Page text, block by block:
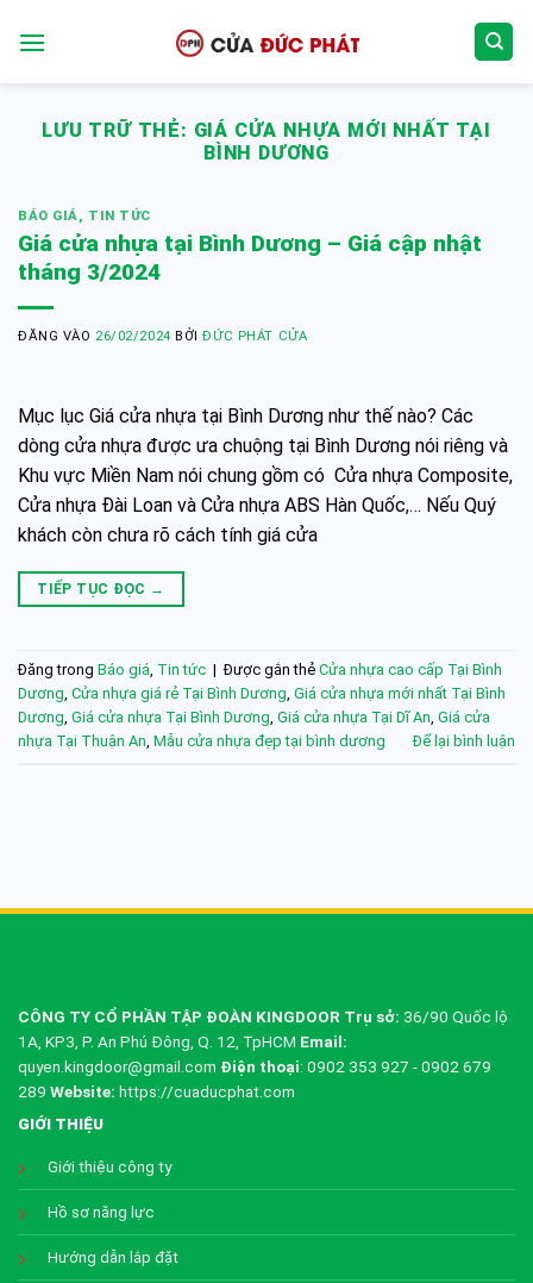
qua
LƯU TRỮ THẺ: GIÁ CỬA NHỰA MỚI NHẤT TẠI
BÌNH DƯƠNG
BÁO GIÁ, TIN TỨC
Giá cửa nhựa tại Bình Dương – Giá cập nhật
tháng 3/2024
ĐĂNG VÀO 26/02/2024 BỞIĐỨC PHÁT CỬA
Mục lục Giá cửa nhựa tại Bình Dương như thế nào? Các
dòng cửa nhựa được ưa chuộng tại Bình Dương nói riêng và
Khu vực Miền Nam nói chung gồm có Cửa nhựa Composite,
Cửa nhựa Đài Loan và Cửa nhựa ABS Hàn Quốc,… Nếu Quý
khách còn chưa rõ cách tính giá cửa
TIẾP TỤC ĐỌC →
Đăng trong Báo giá Tin tức | Được gắn thẻ Cửa nhựa cao cấp Tại Bình
Dương Cửa nhựa giá rẻ Tại Bình Dương Giá cửa nhựa mới nhất Tại Bình
Dương Giá cửa nhựa Tại Bình Dương Giá cửa nhựa Tại Dĩ An Giá cửa
nhựa Tại Thuận An Mẫu cửa nhựa đẹp tại bình dương Để lại bình luận
CÔNG TY CỔ PHẦN TẬP ĐOÀN KINGDOOR Trụ sở: 36/90 Quốc lộ
1A, KP3, P. An Phú Đông, Q. 12, TpHCM Email:
quyen.kingdoor@gmail.com Điện thoại: 0902 353 927 - 0902 679
289 Website: https://cuaducphat.com
GIỚI THIỆU
Giới thiệu công ty
Hồ sơ năng lực
Hướng dẫn lắp đặt